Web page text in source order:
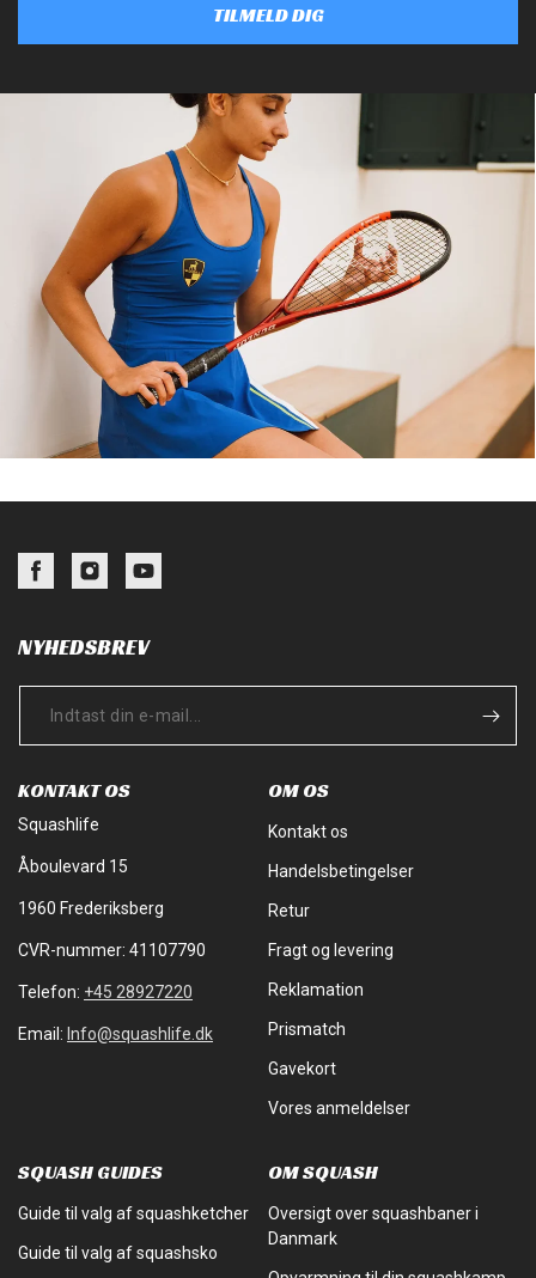
TILMELD DIG
FacebookInstagramYouTube
NYHEDSBREV
KONTAKT OS
Squashlife
Åboulevard 15
1960 Frederiksberg
CVR-nummer: 41107790
Telefon: +45 28927220
Email: Info@squashlife.dk
OM OS
Kontakt os
Handelsbetingelser
Retur
Fragt og levering
Reklamation
Prismatch
Gavekort
Vores anmeldelser
SQUASH GUIDES
Guide til valg af squashketcher
Guide til valg af squashsko
OM SQUASH
Oversigt over squashbaner i
Danmark